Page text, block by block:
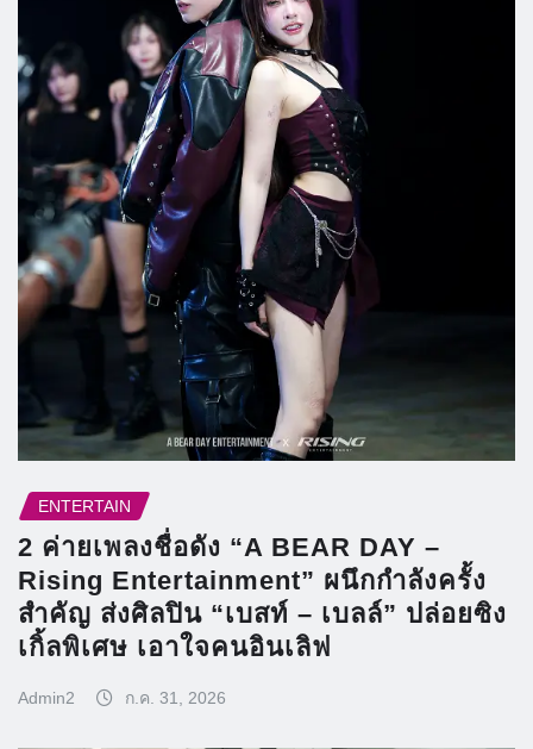
ENTERTAIN
2 ค่ายเพลงชื่อดัง “A BEAR DAY –
Rising Entertainment” ผนึกกำลังครั้ง
สำคัญ ส่งศิลปิน “เบสท์ – เบลล์” ปล่อยซิง
เกิ้ลพิเศษ เอาใจคนอินเลิฟ
Admin2 ก.ค. 31, 2026